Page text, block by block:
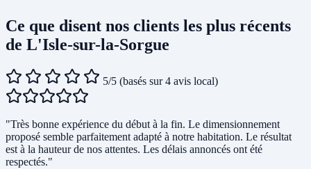
Ce que disent nos clients les plus récents
de L'Isle-sur-la-Sorgue
5/5 (basés sur 4 avis local)
"Très bonne expérience du début à la fin. Le dimensionnement
proposé semble parfaitement adapté à notre habitation. Le résultat
est à la hauteur de nos attentes. Les délais annoncés ont été
respectés."